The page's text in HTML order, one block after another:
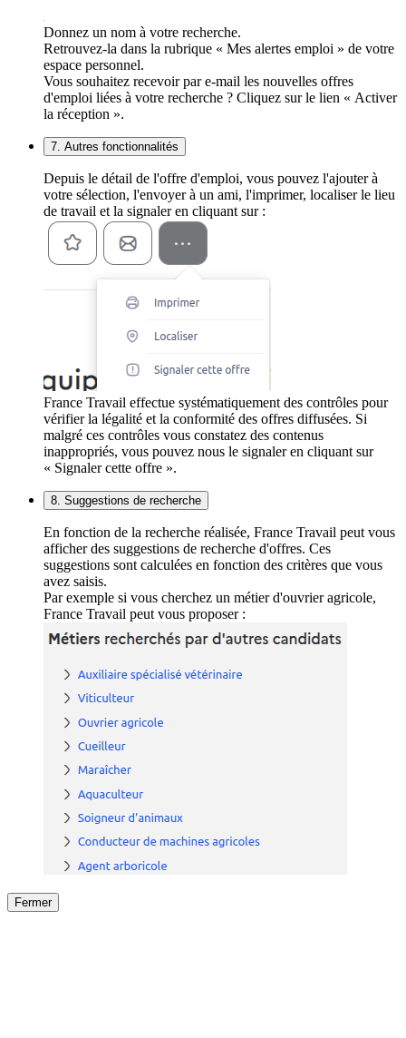
Donnez un nom à votre recherche.
Retrouvez-la dans la rubrique « Mes alertes emploi » de votre
espace personnel.
Vous souhaitez recevoir par e-mail les nouvelles offres
d'emploi liées à votre recherche ? Cliquez sur le lien « Activer
la réception ».
7. Autres fonctionnalités
Depuis le détail de l'offre d'emploi, vous pouvez l'ajouter à
votre sélection, l'envoyer à un ami, l'imprimer, localiser le lieu
de travail et la signaler en cliquant sur :
France Travail effectue systématiquement des contrôles pour
vérifier la légalité et la conformité des offres diffusées. Si
malgré ces contrôles vous constatez des contenus
inappropriés, vous pouvez nous le signaler en cliquant sur
« Signaler cette offre ».
8. Suggestions de recherche
En fonction de la recherche réalisée, France Travail peut vous
afficher des suggestions de recherche d'offres. Ces
suggestions sont calculées en fonction des critères que vous
avez saisis.
Par exemple si vous cherchez un métier d'ouvrier agricole,
France Travail peut vous proposer :
Fermer